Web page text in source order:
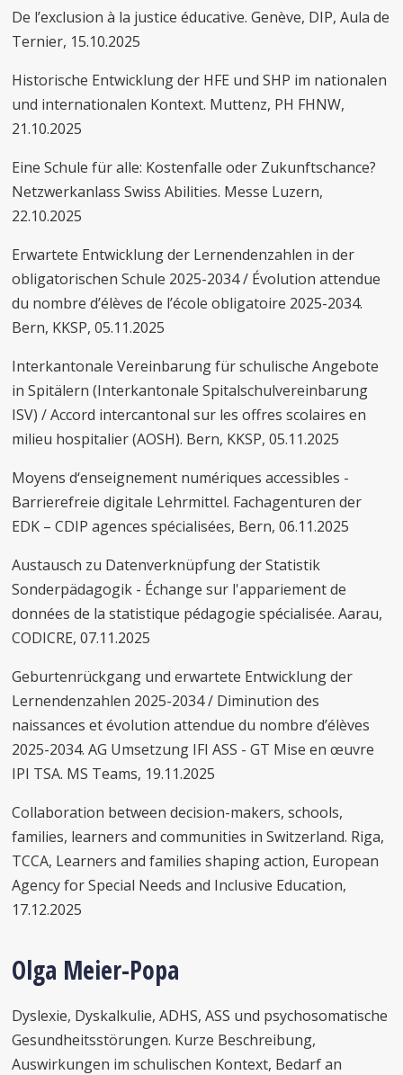
De l’exclusion à la justice éducative. Genève, DIP, Aula de
Ternier, 15.10.2025
Historische Entwicklung der HFE und SHP im nationalen
und internationalen Kontext. Muttenz, PH FHNW,
21.10.2025
Eine Schule für alle: Kostenfalle oder Zukunftschance?
Netzwerkanlass Swiss Abilities. Messe Luzern,
22.10.2025
Erwartete Entwicklung der Lernendenzahlen in der
obligatorischen Schule 2025-2034 / Évolution attendue
du nombre d’élèves de l’école obligatoire 2025-2034.
Bern, KKSP, 05.11.2025
Interkantonale Vereinbarung für schulische Angebote
in Spitälern (Interkantonale Spitalschulvereinbarung
ISV) / Accord intercantonal sur les offres scolaires en
milieu hospitalier (AOSH). Bern, KKSP, 05.11.2025
Moyens d‘enseignement numériques accessibles -
Barrierefreie digitale Lehrmittel. Fachagenturen der
EDK – CDIP agences spécialisées, Bern, 06.11.2025
Austausch zu Datenverknüpfung der Statistik
Sonderpädagogik - Échange sur l'appariement de
données de la statistique pédagogie spécialisée. Aarau,
CODICRE, 07.11.2025
Geburtenrückgang und erwartete Entwicklung der
Lernendenzahlen 2025-2034 / Diminution des
naissances et évolution attendue du nombre d’élèves
2025-2034. AG Umsetzung IFI ASS - GT Mise en œuvre
IPI TSA. MS Teams, 19.11.2025
Collaboration between decision-makers, schools,
families, learners and communities in Switzerland. Riga,
TCCA, Learners and families shaping action, European
Agency for Special Needs and Inclusive Education,
17.12.2025
Olga Meier-Popa
Dyslexie, Dyskalkulie, ADHS, ASS und psychosomatische
Gesundheitsstörungen. Kurze Beschreibung,
Auswirkungen im schulischen Kontext, Bedarf an